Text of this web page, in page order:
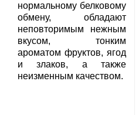
нормальному белковому
обмену, обладают
неповторимым нежным
вкусом, тонким
ароматом фруктов, ягод
и злаков, а также
неизменным качеством.